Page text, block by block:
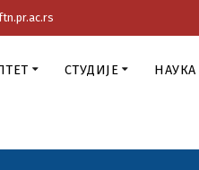
СТУДИЈЕ НАУКА